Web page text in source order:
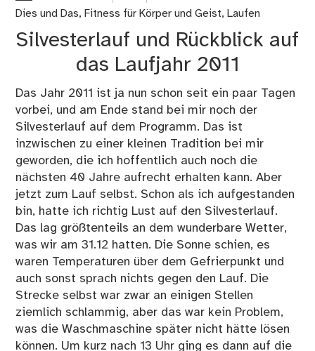
Dies und Das, Fitness für Körper und Geist, Laufen
Silvesterlauf und Rückblick auf
das Laufjahr 2011
Das Jahr 2011 ist ja nun schon seit ein paar Tagen
vorbei, und am Ende stand bei mir noch der
Silvesterlauf auf dem Programm. Das ist
inzwischen zu einer kleinen Tradition bei mir
geworden, die ich hoffentlich auch noch die
nächsten 40 Jahre aufrecht erhalten kann. Aber
jetzt zum Lauf selbst. Schon als ich aufgestanden
bin, hatte ich richtig Lust auf den Silvesterlauf.
Das lag größtenteils an dem wunderbare Wetter,
was wir am 31.12 hatten. Die Sonne schien, es
waren Temperaturen über dem Gefrierpunkt und
auch sonst sprach nichts gegen den Lauf. Die
Strecke selbst war zwar an einigen Stellen
ziemlich schlammig, aber das war kein Problem,
was die Waschmaschine später nicht hätte lösen
können. Um kurz nach 13 Uhr ging es dann auf die